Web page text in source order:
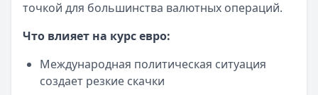
— Под залог недвижимости
Сумма:200 000–30 000 000₽
ПСК:34.9%
Рейтинг:4.5(13 отзывов)
точкой для большинства валютных операций.
Что влияет на курс евро:
Международная политическая ситуация
создает резкие скачки